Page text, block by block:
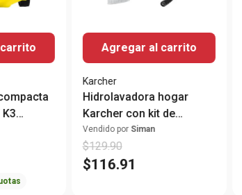
Agregar al carrito
Karcher
Hidrolavadora hogar
Karcher con kit de
limpieza K1 CAR
Vendido por Siman
$129.90
$116.91